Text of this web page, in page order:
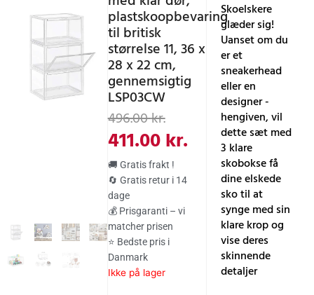
plastskoopbevaring
til britisk
størrelse 11, 36 x
28 x 22 cm,
gennemsigtig
LSP03CW
496.00kr.Den
oprindelige
pris
var:
496.00 kr..
411.00kr.
Den
aktuelle
er:
411.00 kr..
🚚 Gratis frakt !
🔄 Gratis retur i 14
dage
💰 Prisgaranti – vi
matcher prisen
⭐ Bedste pris i
Danmark
Ikke på lager
Skoelskere
glæder sig!
Uanset om du
er et
sneakerhead
eller en
designer -
hengiven, vil
dette sæt med
3 klare
skobokse få
dine elskede
sko til at
synge med sin
klare krop og
vise deres
skinnende
detaljer